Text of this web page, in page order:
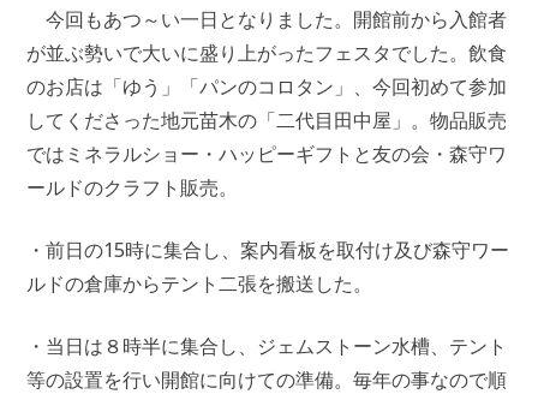
今回もあつ～い一日となりました。開館前から入館者
が並ぶ勢いで大いに盛り上がったフェスタでした。飲食
のお店は「ゆう」「パンのコロタン」、今回初めて参加
してくださった地元苗木の「二代目田中屋」。物品販売
ではミネラルショー・ハッピーギフトと友の会・森守ワ
ールドのクラフト販売。
・前日の15時に集合し、案内看板を取付け及び森守ワー
ルドの倉庫からテント二張を搬送した。
・当日は８時半に集合し、ジェムストーン水槽、テント
等の設置を行い開館に向けての準備。毎年の事なので順